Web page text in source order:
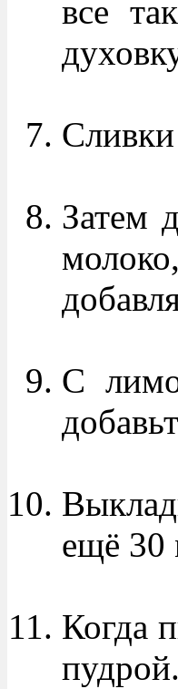
все
Затем
С
ещё 30
Когда